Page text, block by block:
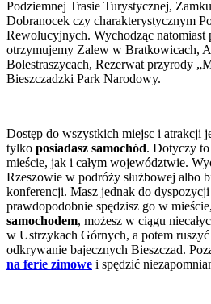
Podziemnej Trasie Turystycznej,
Dobranocek czy charakterystycznym
Rewolucyjnych. Wychodząc natomiast
otrzymujemy Zalew w Bratkowicach,
Bolestraszycach, Rezerwat przyrody
Bieszczadzki Park Narodowy.
Dostęp do wszystkich miejsc i atrakcji
tylko posiadasz samochód. Dotyczy
mieście, jak i całym województwie.
Rzeszowie w podróży służbowej albo
konferencji. Masz jednak do
prawdopodobnie spędzisz go w
samochodem, możesz w ciągu
w Ustrzykach Górnych, a potem
odkrywanie bajecznych Bieszczad.
na ferie zimowe i spędzić